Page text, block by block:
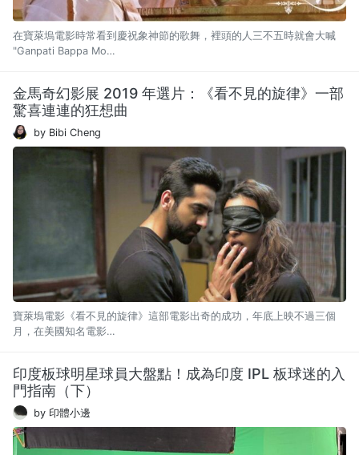
在寶萊塢電影時常看到慶祝象神節的歌舞，裡頭的人三不五時就會大喊
"Ganpati Bappa Mo…
金馬奇幻影展 2019 年選片：《看不見的旋律》一部
驚喜連連的狂想曲
by Bibi Cheng
寶萊塢電影《看不見的旋律》這部電影出奇的成功，年底上映不過三個
月，在美國知名電影…
印度板球明星球員大盤點！成為印度 IPL 板球迷的入
門指南（下）
by 印體小邊